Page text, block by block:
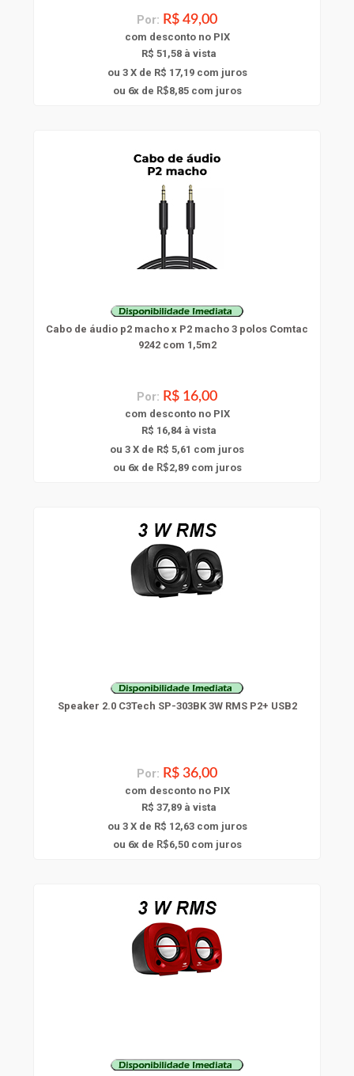
Por: R$ 49,00
com desconto no PIX
R$ 51,58 à vista
ou 3 X de R$ 17,19com juros
ou 6x de R$8,85com juros
Cabo de áudio p2 macho x P2 macho 3 polos Comtac
9242 com 1,5m2
Por: R$ 16,00
com desconto no PIX
R$ 16,84 à vista
ou 3 X de R$ 5,61 com juros
ou 6x de R$2,89com juros
Speaker 2.0 C3Tech SP-303BK 3W RMS P2+ USB2
Por: R$ 36,00
com desconto no PIX
R$ 37,89 à vista
ou 3 X de R$ 12,63com juros
ou 6x de R$6,50com juros